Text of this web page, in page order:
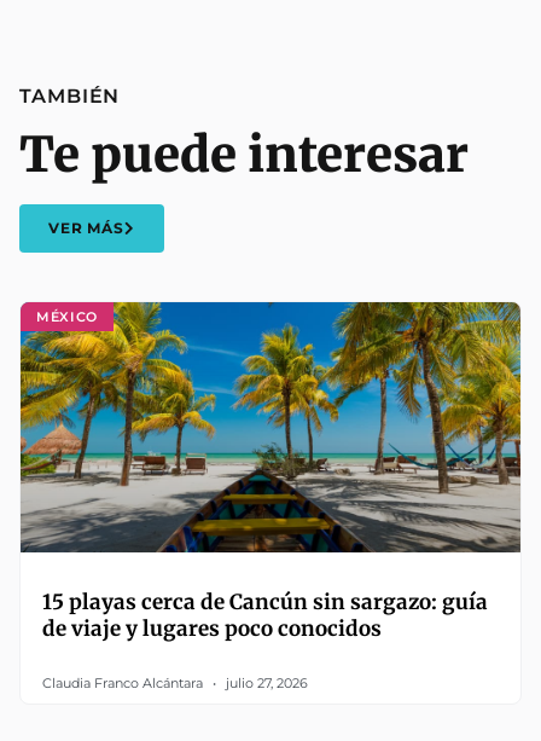
MÉXICO
15 playas cerca de Cancún sin sargazo: guía
de viaje y lugares poco conocidos
Claudia Franco Alcántara julio 27, 2026
TAMBIÉN
Te puede interesar
VER MÁS